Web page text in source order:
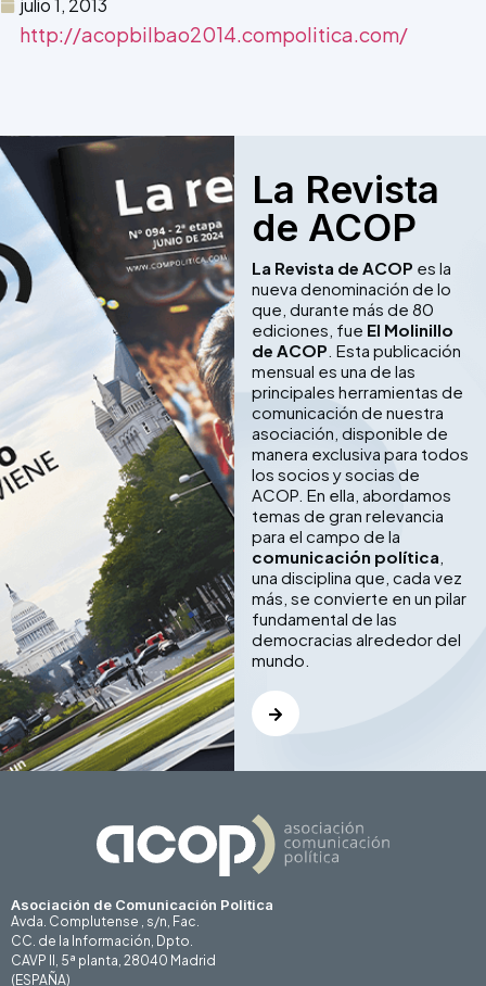
julio 1, 2013
http://acopbilbao2014.compolitica.com/
La Revista
de ACOP
La Revista de ACOP es la
nueva denominación de lo
que, durante más de 80
ediciones, fue El Molinillo
de ACOP . Esta publicación
mensual es una de las
principales herramientas de
comunicación de nuestra
asociación, disponible de
manera exclusiva para todos
los socios y socias de
ACOP. En ella, abordamos
temas de gran relevancia
para el campo de la
comunicación política
una disciplina que, cada vez
más, se convierte en un pilar
fundamental de las
democracias alrededor del
mundo.
Asociación de Comunicación Politica
Avda. Complutense , s/n, Fac.
CC. de la Información, Dpto.
CAVP II, 5ª planta, 28040 Madrid
(ESPAÑA)